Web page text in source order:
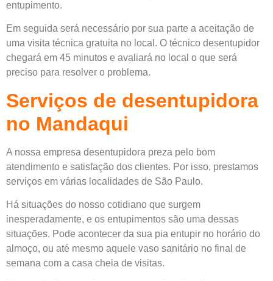
entupimento.
Em seguida será necessário por sua parte a aceitação de
uma visita técnica gratuita no local. O técnico desentupidor
chegará em 45 minutos e avaliará no local o que será
preciso para resolver o problema.
Serviços de desentupidora
no Mandaqui
A nossa empresa desentupidora preza pelo bom
atendimento e satisfação dos clientes. Por isso, prestamos
serviços em várias localidades de São Paulo.
Há situações do nosso cotidiano que surgem
inesperadamente, e os entupimentos são uma dessas
situações. Pode acontecer da sua pia entupir no horário do
almoço, ou até mesmo aquele vaso sanitário no final de
semana com a casa cheia de visitas.